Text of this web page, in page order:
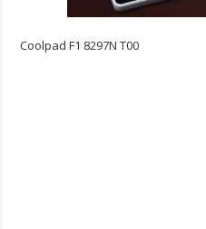
Coolpad F1 8297N T00